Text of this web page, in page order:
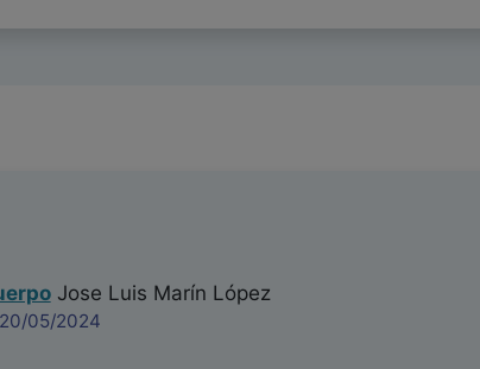
Jose Luis Marín López
05/2024